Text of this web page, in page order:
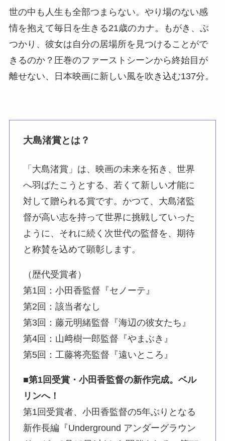
世の中も人生も全部つまらない。やり場のない感
情を抱えて毎日を生きる21歳のカナ。もがき、ぶ
つかり、彼女は自分の居場所を見つけることがで
きるのか？圧巻のファーストシーンから終始目が
離せない、日本映画に新しい風を吹き込む137分。
大島渚賞とは？
「大島渚賞」は、映画の未来を拓き、世界
へ羽ばたこうとする、若くて新しい才能に
対して贈られる賞です。かつて、大島渚監
督が高い志を持って世界に挑戦していった
ように、それに続く次世代の監督を、期待
と称賛を込めて顕彰します。
（歴代受賞者）
第1回：小田香監督『セノーテ』
第2回：該当者なし
第3回：藤元明緒監督『海辺の彼女たち』
第4回：山﨑樹一郎監督『やまぶき』
第5回：工藤将亮監督『遠いところ』
■第1回受賞・小田香監督の新作完成。ベル
リンへ！
第1回受賞者、小田香監督の5年ぶりとなる
新作長編『Underground アンダーグラウン